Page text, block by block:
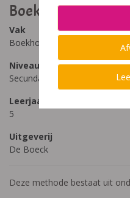
Boekhouden met
Vak
Boekhouden
Niveau
Secundair Onderwijs
Leerjaar
5
Uitgeverij
De Boeck
Deze methode bestaat uit